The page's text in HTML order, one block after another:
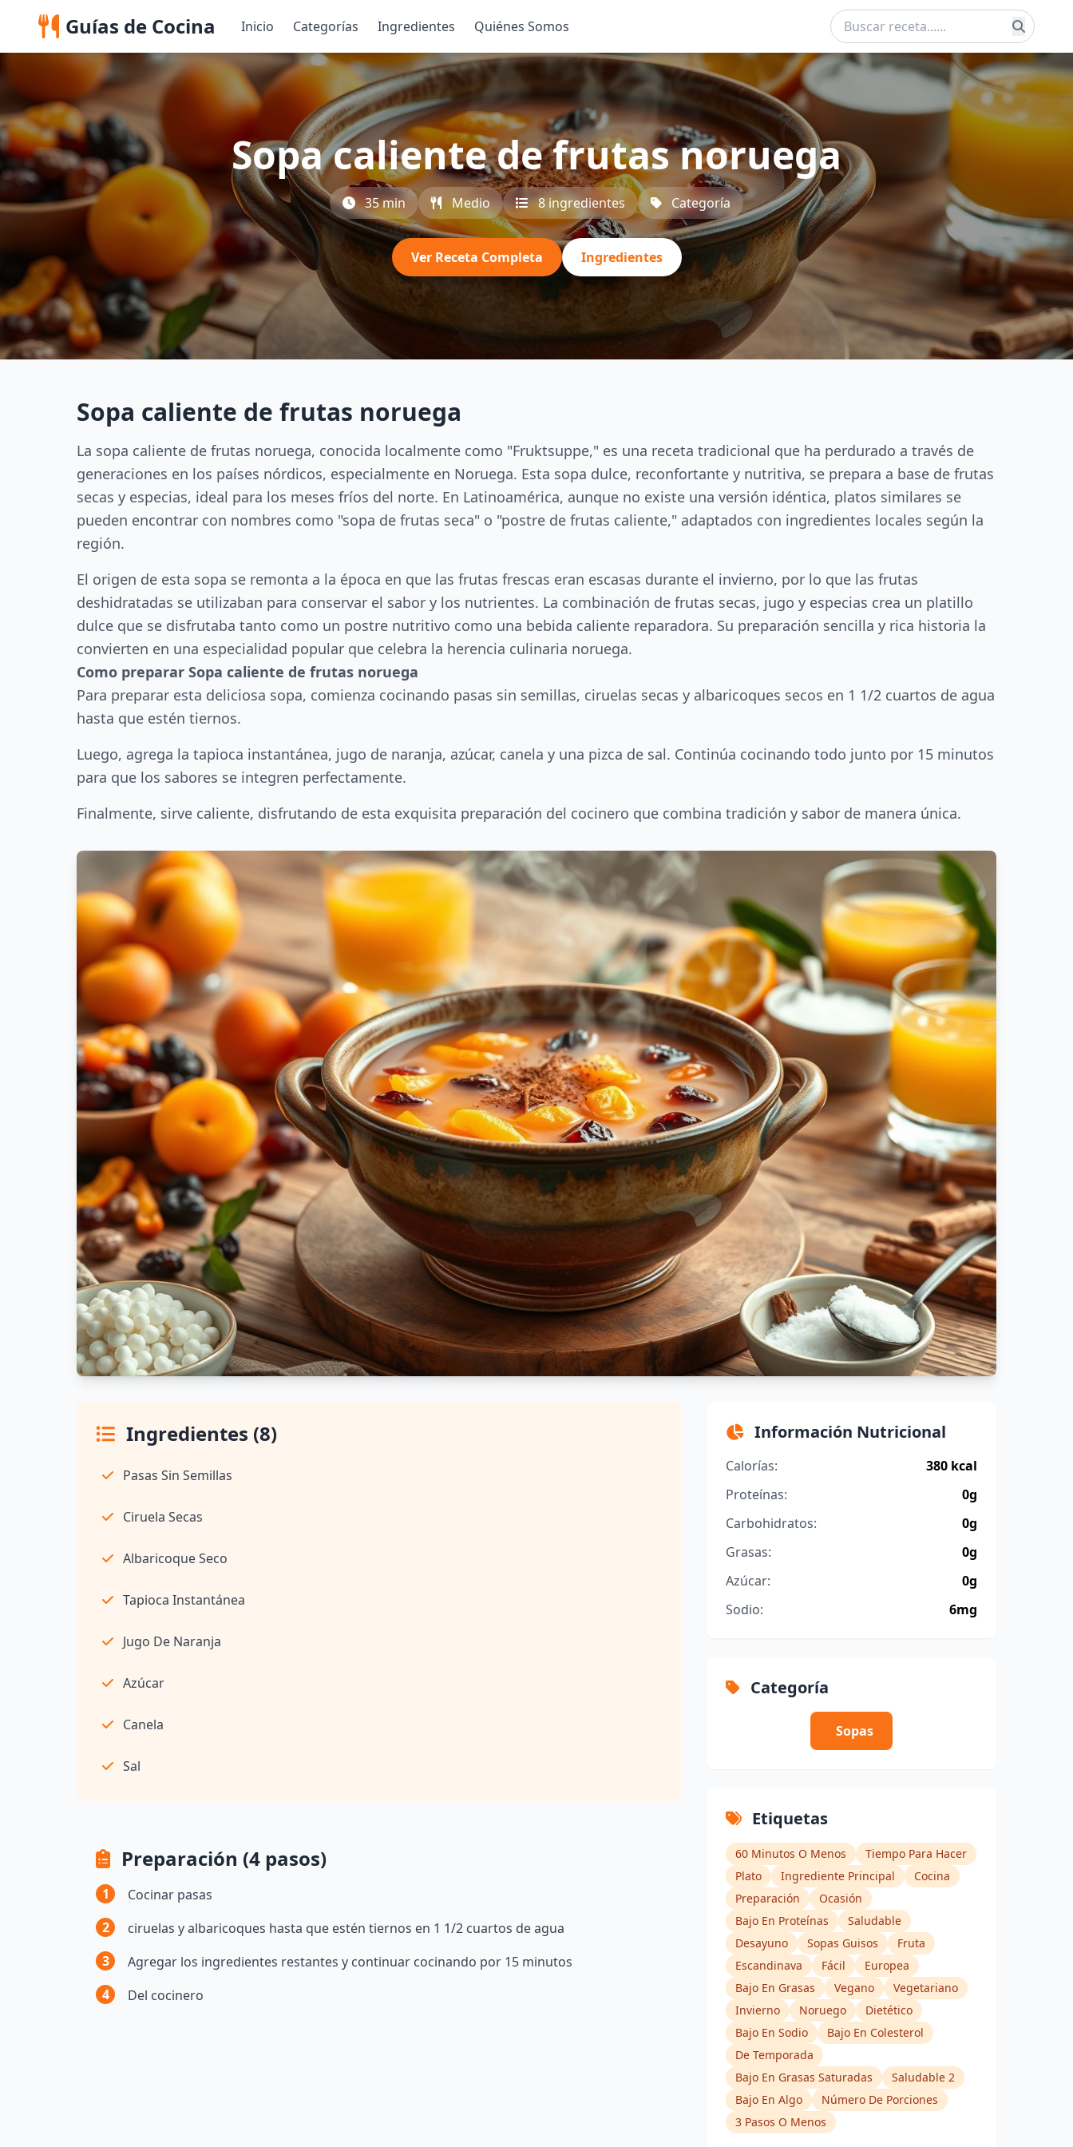
Guías de Cocina Inicio Categorías Ingredientes Quiénes Somos
Sopa caliente de frutas noruega
35 min Medio 8 ingredientes Categoría
Ver Receta Completa Ingredientes
Sopa caliente de frutas noruega
La sopa caliente de frutas noruega, conocida localmente como "Fruktsuppe," es una receta tradicional que ha perdurado a través de
generaciones en los países nórdicos, especialmente en Noruega. Esta sopa dulce, reconfortante y nutritiva, se prepara a base de frutas
secas y especias, ideal para los meses fríos del norte. En Latinoamérica, aunque no existe una versión idéntica, platos similares se
pueden encontrar con nombres como "sopa de frutas seca" o "postre de frutas caliente," adaptados con ingredientes locales según la
región.
El origen de esta sopa se remonta a la época en que las frutas frescas eran escasas durante el invierno, por lo que las frutas
deshidratadas se utilizaban para conservar el sabor y los nutrientes. La combinación de frutas secas, jugo y especias crea un platillo
dulce que se disfrutaba tanto como un postre nutritivo como una bebida caliente reparadora. Su preparación sencilla y rica historia la
convierten en una especialidad popular que celebra la herencia culinaria noruega.
Como preparar Sopa caliente de frutas noruega
Para preparar esta deliciosa sopa, comienza cocinando pasas sin semillas, ciruelas secas y albaricoques secos en 1 1/2 cuartos de agua
hasta que estén tiernos.
Luego, agrega la tapioca instantánea, jugo de naranja, azúcar, canela y una pizca de sal. Continúa cocinando todo junto por 15 minutos
para que los sabores se integren perfectamente.
Finalmente, sirve caliente, disfrutando de esta exquisita preparación del cocinero que combina tradición y sabor de manera única.
Ingredientes (8)
Pasas Sin Semillas
Ciruela Secas
Albaricoque Seco
Tapioca Instantánea
Jugo De Naranja
Azúcar
Canela
Sal
Preparación (4 pasos)
1
Cocinar pasas
2
ciruelas y albaricoques hasta que estén tiernos en 1 1/2 cuartos de agua
3
Agregar los ingredientes restantes y continuar cocinando por 15 minutos
4
Del cocinero
Información Nutricional
Calorías:
380 kcal
Proteínas:
0g
Carbohidratos:
0g
Grasas:
0g
Azúcar:
0g
Sodio:
6mg
Categoría
Sopas
Etiquetas
60 Minutos O Menos
Tiempo Para Hacer
Plato
Ingrediente Principal
Cocina
Preparación
Ocasión
Bajo En Proteínas
Saludable
Desayuno
Sopas Guisos
Fruta
Escandinava
Fácil
Europea
Bajo En Grasas
Vegano
Vegetariano
Invierno
Noruego
Dietético
Bajo En Sodio
Bajo En Colesterol
De Temporada
Bajo En Grasas Saturadas
Saludable 2
Bajo En Algo
Número De Porciones
3 Pasos O Menos